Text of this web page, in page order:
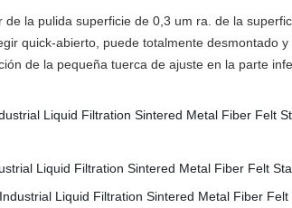
de la pulida superficie de 0,3 um ra. de la
quick-abierto, puede totalmente desmontado
de la pequeña tuerca de ajuste en la parte